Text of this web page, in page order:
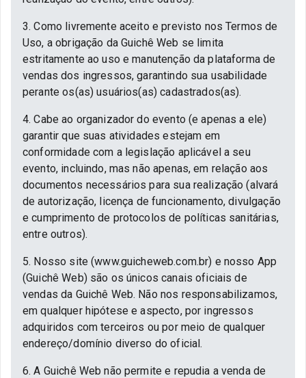
3. Como livremente aceito e previsto nos Termos de
Uso, a obrigação da Guichê Web se limita
estritamente ao uso e manutenção da plataforma de
vendas dos ingressos, garantindo sua usabilidade
perante os(as) usuários(as) cadastrados(as).
4. Cabe ao organizador do evento (e apenas a ele)
garantir que suas atividades estejam em
conformidade com a legislação aplicável a seu
evento, incluindo, mas não apenas, em relação aos
documentos necessários para sua realização (alvará
de autorização, licença de funcionamento, divulgação
e cumprimento de protocolos de políticas sanitárias,
entre outros).
5. Nosso site (www.guicheweb.com.br) e nosso App
(Guichê Web) são os únicos canais oficiais de
vendas da Guichê Web. Não nos responsabilizamos,
em qualquer hipótese e aspecto, por ingressos
adquiridos com terceiros ou por meio de qualquer
endereço/domínio diverso do oficial.
6. A Guichê Web não permite e repudia a venda de